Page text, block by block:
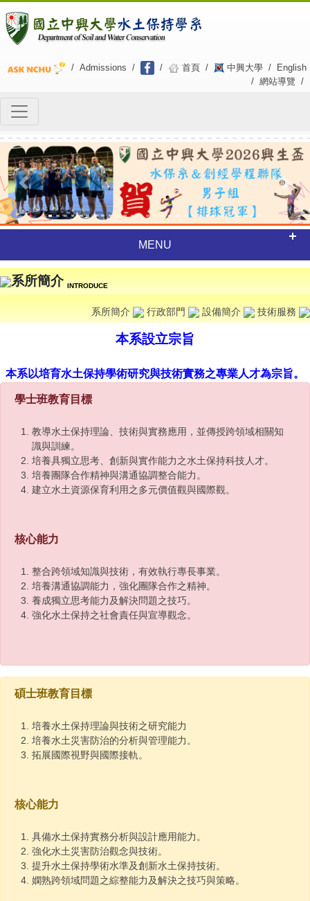
/ Admissions / / 首頁 / 中興大學 /
English
/ 網站導覽 /
Previous Next
MENU
系所簡介 INTRODUCE
系所簡介 行政部門 設備簡介 技術服務
本系設立宗旨
本系以培育水土保持學術研究與技術實務之專業人才為宗旨。
學士班教育目標
教導水土保持理論、技術與實務應用，並傳授跨領域相關知
識與訓練。
培養具獨立思考、創新與實作能力之水土保持科技人才。
培養團隊合作精神與溝通協調整合能力。
建立水土資源保育利用之多元價值觀與國際觀。
核心能力
整合跨領域知識與技術，有效執行專長事業。
培養溝通協調能力，強化團隊合作之精神。
養成獨立思考能力及解決問題之技巧。
強化水土保持之社會責任與宣導觀念。
碩士班教育目標
培養水土保持理論與技術之研究能力
培養水土災害防治的分析與管理能力。
拓展國際視野與國際接軌。
核心能力
具備水土保持實務分析與設計應用能力。
強化水土災害防治觀念與技術。
提升水土保持學術水準及創新水土保持技術。
嫻熟跨領域問題之綜整能力及解決之技巧與策略。